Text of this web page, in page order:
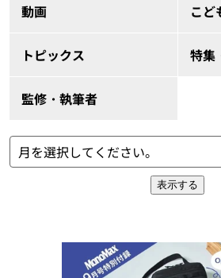
動画 こど
トピックス 特集
監修・執筆者
表示する